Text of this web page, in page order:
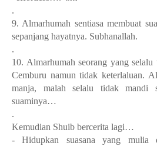
.
9. Almarhumah sentiasa membuat
sepanjang hayatnya. Subhanallah.
.
10. Almarhumah seorang yang selalu
Cemburu namun tidak keterlaluan.
manja, malah selalu tidak mandi
suaminya…
.
Kemudian Shuib bercerita lagi…
- Hidupkan suasana yang mulia